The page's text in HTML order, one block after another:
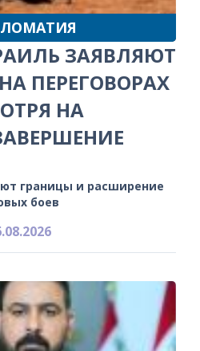
ЗАЯВЛЯЮТ
ПЕРЕГОВОРАХ
НА
границы и расширение
боев